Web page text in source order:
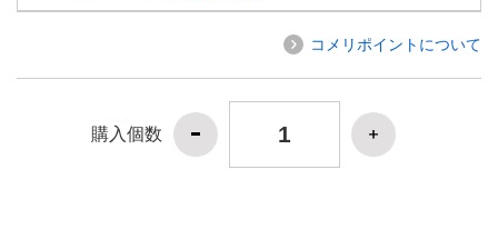
コメリポイントについて
購入個数